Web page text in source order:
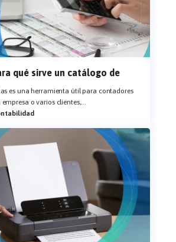
qué sirve un catálogo de
es una herramienta útil para contadores
o varios clientes,